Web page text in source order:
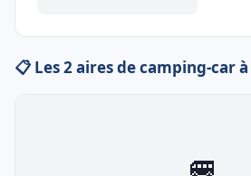
📋 Les 2 aires de camping-car
🚐